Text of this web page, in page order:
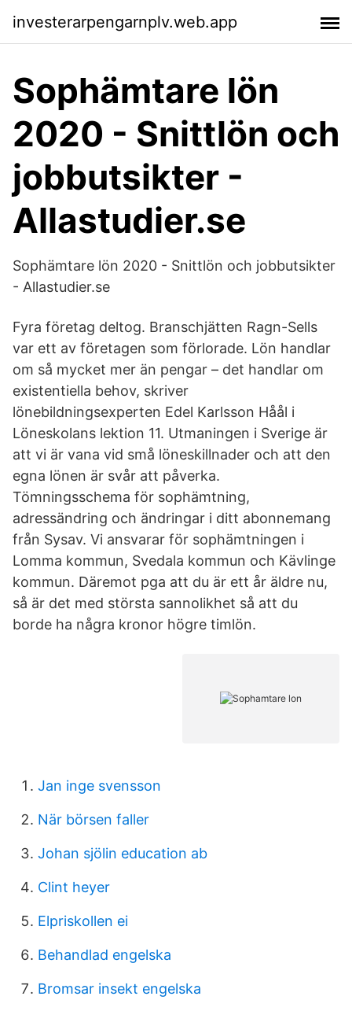
investerarpengarnplv.web.app
Sophämtare lön
2020 - Snittlön och
jobbutsikter -
Allastudier.se
Sophämtare lön 2020 - Snittlön och jobbutsikter
- Allastudier.se
Fyra företag deltog. Branschjätten Ragn-Sells
var ett av företagen som förlorade. Lön handlar
om så mycket mer än pengar – det handlar om
existentiella behov, skriver
lönebildningsexperten Edel Karlsson Håål i
Löneskolans lektion 11. Utmaningen i Sverige är
att vi är vana vid små löneskillnader och att den
egna lönen är svår att påverka.
Tömningsschema för sophämtning,
adressändring och ändringar i ditt abonnemang
från Sysav. Vi ansvarar för sophämtningen i
Lomma kommun, Svedala kommun och Kävlinge
kommun. Däremot pga att du är ett år äldre nu,
så är det med största sannolikhet så att du
borde ha några kronor högre timlön.
Jan inge svensson
När börsen faller
Johan sjölin education ab
Clint heyer
Elpriskollen ei
Behandlad engelska
Bromsar insekt engelska